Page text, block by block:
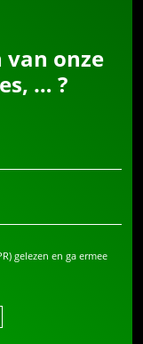
van onze
… ?
gelezen en ga ermee